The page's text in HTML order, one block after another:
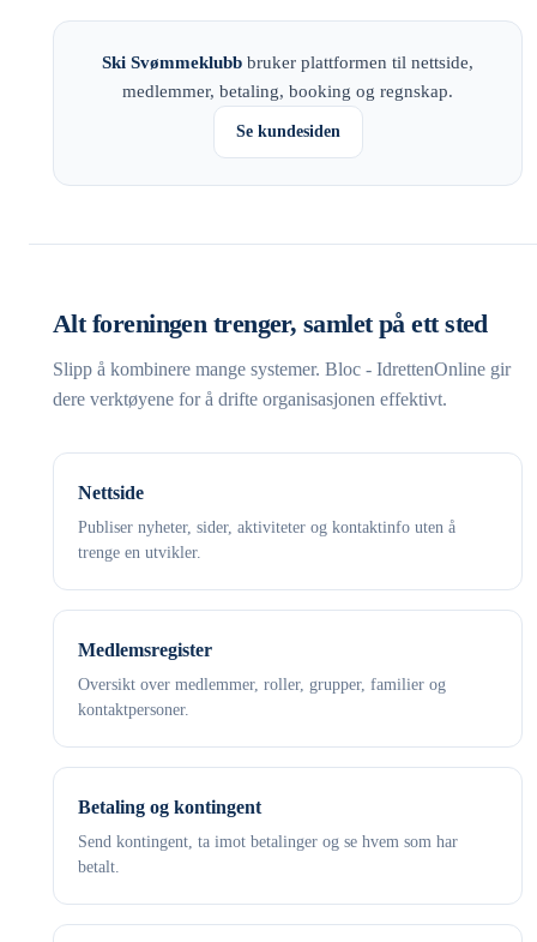
Ski Svømmeklubb bruker plattformen til nettside,
medlemmer, betaling, booking og regnskap.
Se kundesiden
Alt foreningen trenger, samlet på ett sted
Slipp å kombinere mange systemer. Bloc - IdrettenOnline gir
dere verktøyene for å drifte organisasjonen effektivt.
Nettside
Publiser nyheter, sider, aktiviteter og kontaktinfo uten å
trenge en utvikler.
Medlemsregister
Oversikt over medlemmer, roller, grupper, familier og
kontaktpersoner.
Betaling og kontingent
Send kontingent, ta imot betalinger og se hvem som har
betalt.